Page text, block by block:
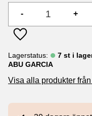
+
-
Lägg till i favoriter
Lagerstatus 7 st i
ABU GARCIA
Visa alla produkter